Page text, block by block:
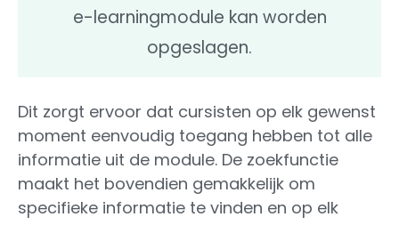
e-learningmodule kan worden
opgeslagen.
Dit zorgt ervoor dat cursisten op elk gewenst
moment eenvoudig toegang hebben tot alle
informatie uit de module. De zoekfunctie
maakt het bovendien gemakkelijk om
specifieke informatie te vinden en op elk